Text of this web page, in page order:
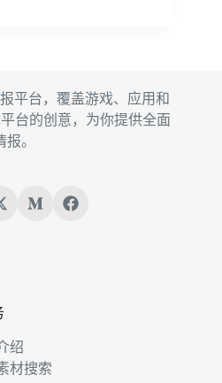
平台，覆盖游戏、应用和
台的创意，为你提供全面
报。
绍
材搜索